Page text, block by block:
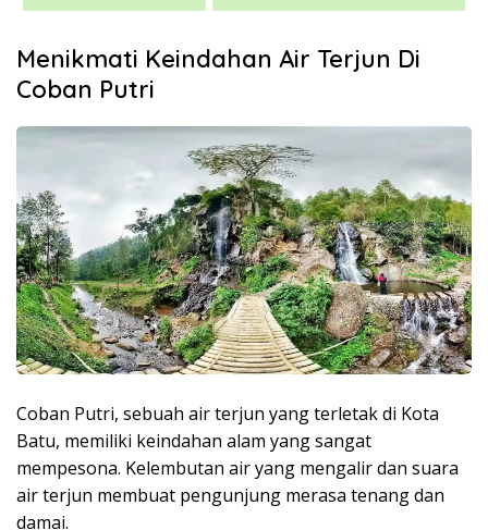
Menikmati Keindahan Air Terjun Di
Coban Putri
Coban Putri, sebuah air terjun yang terletak di Kota
Batu, memiliki keindahan alam yang sangat
mempesona. Kelembutan air yang mengalir dan suara
air terjun membuat pengunjung merasa tenang dan
damai.